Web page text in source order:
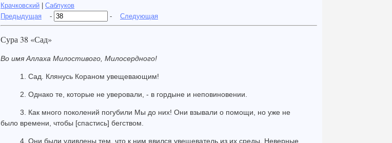
Крачковский | Саблуков
Предыдущая - - Следующая
Сура 38 «Сад»
Во имя Аллаха Милостивого, Милосердного!
1. Сад. Клянусь Кораном увещевающим!
2. Однако те, которые не уверовали, - в гордыне и неповиновении.
3. Как много поколений погубили Мы до них! Они взывали о помощи, но уже не
было времени, чтобы [спастись] бегством.
4. Они были удивлены тем, что к ним явился увещеватель из их среды. Неверные